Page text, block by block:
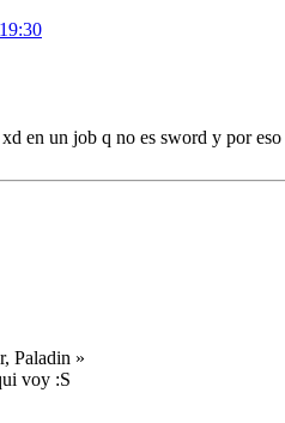
en un job q no es sword y por
Paladin »
voy :S